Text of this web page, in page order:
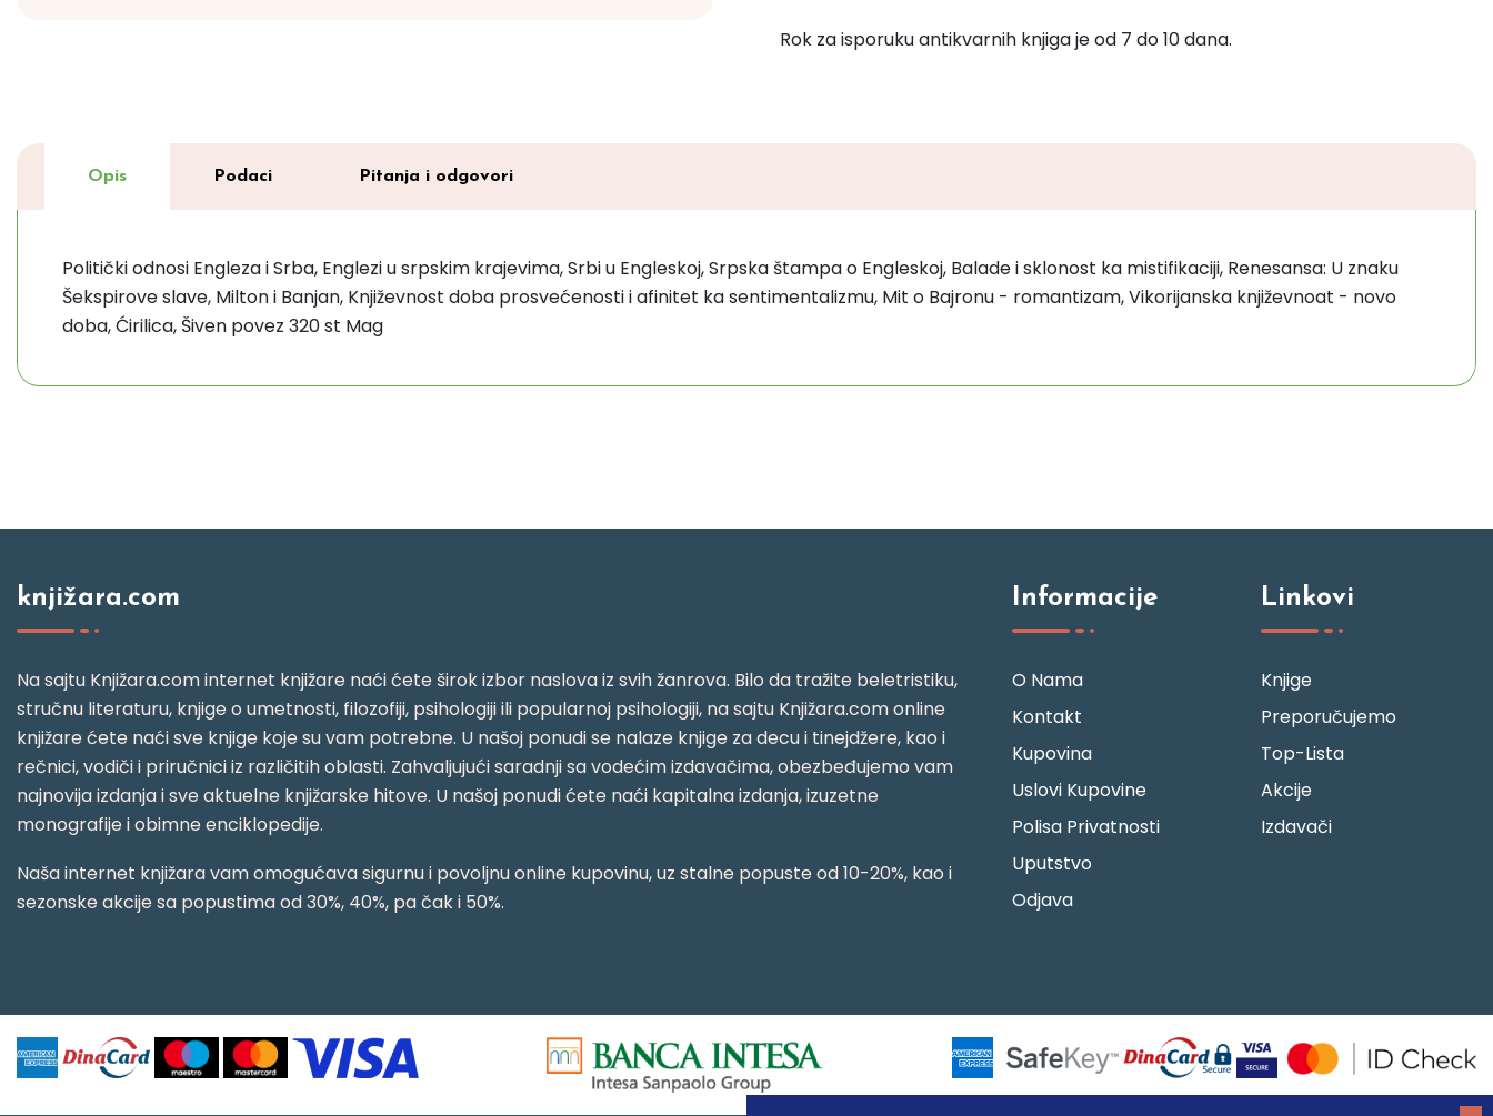
Rok za isporuku antikvarnih knjiga je od 7 do 10 dana.
Opis Podaci Pitanja i odgovori
Politički odnosi Engleza i Srba, Englezi u srpskim krajevima, Srbi u Engleskoj, Srpska štampa o Engleskoj, Balade i sklonost ka mistifikaciji, Renesansa: U znaku
Šekspirove slave, Milton i Banjan, Književnost doba prosvećenosti i afinitet ka sentimentalizmu, Mit o Bajronu - romantizam, Vikorijanska književnoat - novo
doba, Ćirilica, Šiven povez 320 st Mag
knjižara.com
Na sajtu Knjižara.com internet knjižare naći ćete širok izbor naslova iz svih žanrova. Bilo da tražite beletristiku,
stručnu literaturu, knjige o umetnosti, filozofiji, psihologiji ili popularnoj psihologiji, na sajtu Knjižara.com online
knjižare ćete naći sve knjige koje su vam potrebne. U našoj ponudi se nalaze knjige za decu i tinejdžere, kao i
rečnici, vodiči i priručnici iz različitih oblasti. Zahvaljujući saradnji sa vodećim izdavačima, obezbeđujemo vam
najnovija izdanja i sve aktuelne knjižarske hitove. U našoj ponudi ćete naći kapitalna izdanja, izuzetne
monografije i obimne enciklopedije.
Naša internet knjižara vam omogućava sigurnu i povoljnu online kupovinu, uz stalne popuste od 10-20%, kao i
sezonske akcije sa popustima od 30%, 40%, pa čak i 50%.
Informacije
O Nama
Kontakt
Kupovina
Uslovi Kupovine
Polisa Privatnosti
Uputstvo
Odjava
Linkovi
Knjige
Preporučujemo
Top-Lista
Akcije
Izdavači